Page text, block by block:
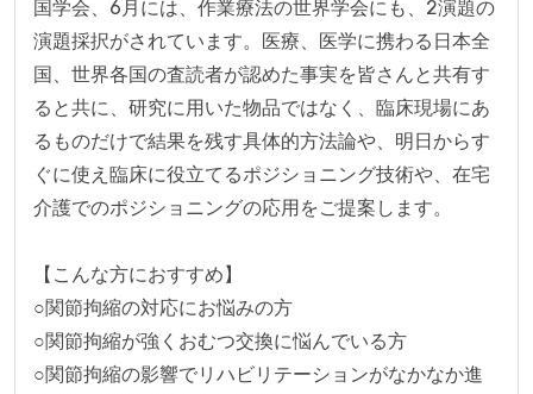
国学会、6月には、作業療法の世界学会にも、2演題の
演題採択がされています。医療、医学に携わる日本全
国、世界各国の査読者が認めた事実を皆さんと共有す
ると共に、研究に用いた物品ではなく、臨床現場にあ
るものだけで結果を残す具体的方法論や、明日からす
ぐに使え臨床に役立てるポジショニング技術や、在宅
介護でのポジショニングの応用をご提案します。
【こんな方におすすめ】
○関節拘縮の対応にお悩みの方
○関節拘縮が強くおむつ交換に悩んでいる方
○関節拘縮の影響でリハビリテーションがなかなか進